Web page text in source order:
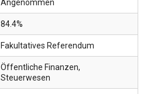
Angenommen
84.4%
Fakultatives Referendum
Öffentliche Finanzen,
Steuerwesen